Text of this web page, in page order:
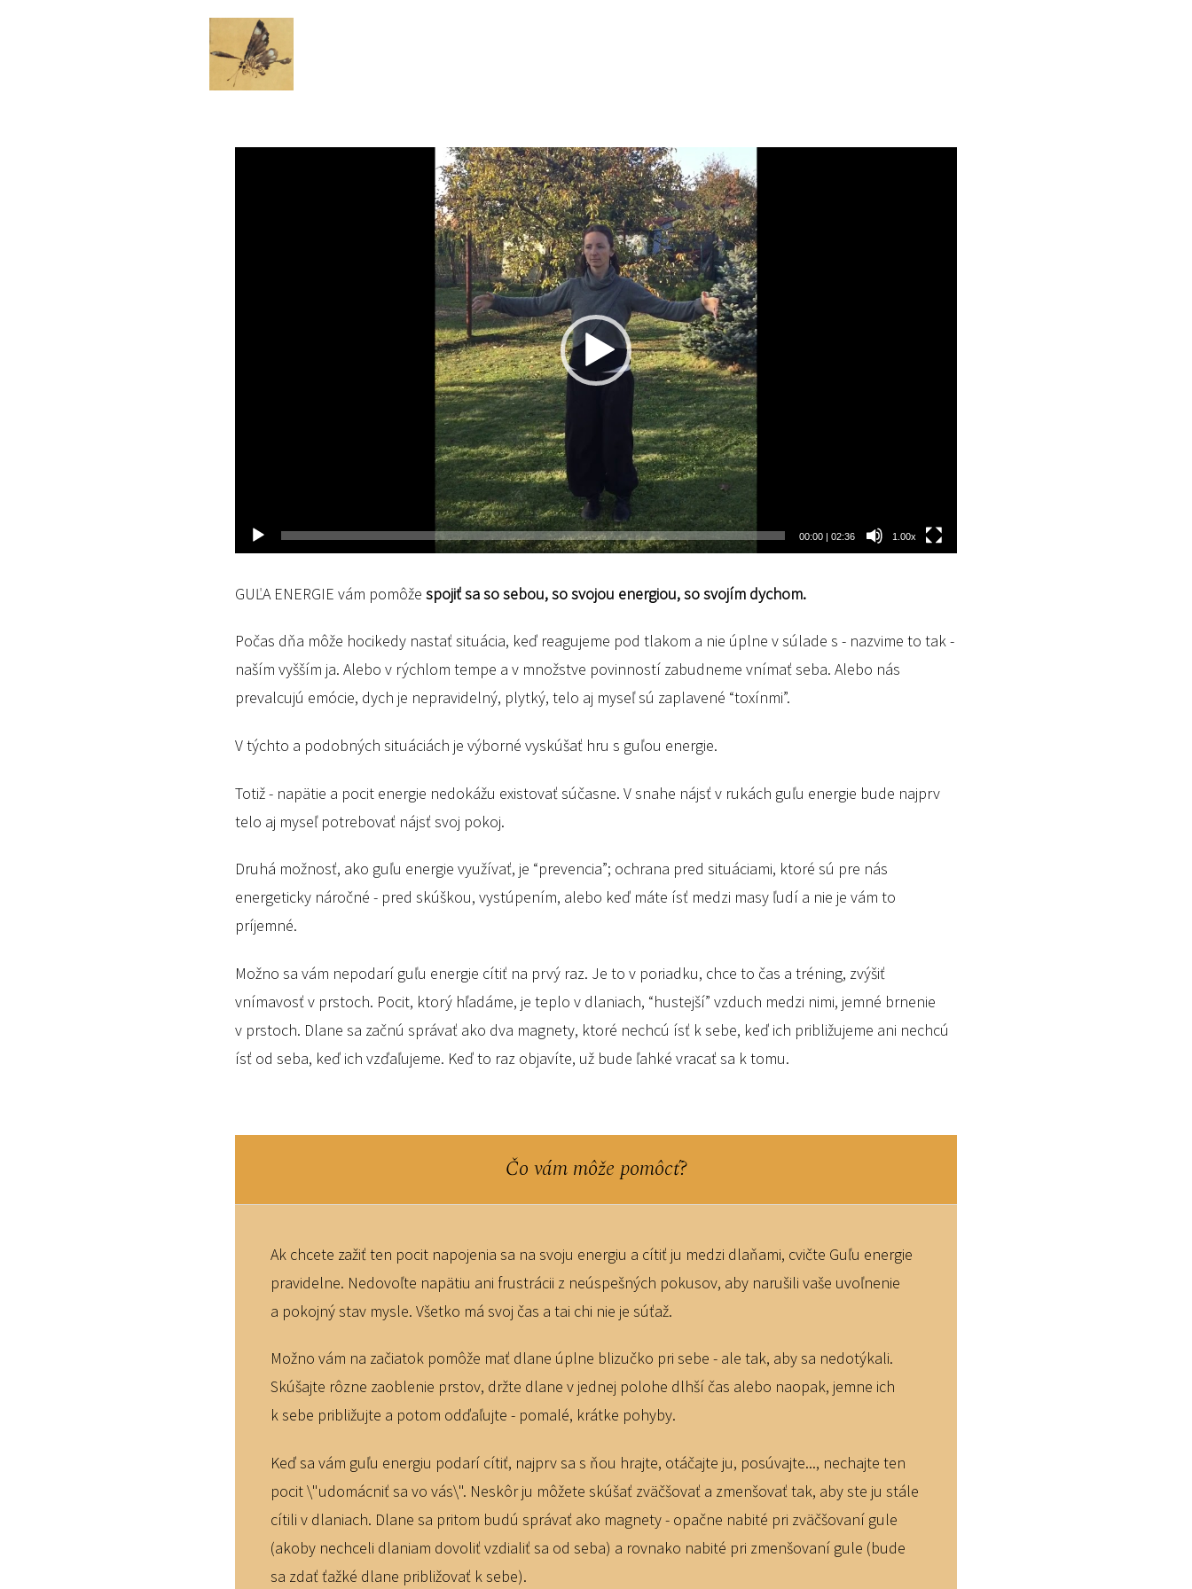
00:00 |02:36 1.00x
GUĽA ENERGIE vám pomôže spojiť sa so sebou, so svojou energiou, so svojím dychom.
Počas dňa môže hocikedy nastať situácia, keď reagujeme pod tlakom a nie úplne v súlade s - nazvime to tak -
naším vyšším ja. Alebo v rýchlom tempe a v množstve povinností zabudneme vnímať seba. Alebo nás
prevalcujú emócie, dych je nepravidelný, plytký, telo aj myseľ sú zaplavené “toxínmi”.
V týchto a podobných situáciách je výborné vyskúšať hru s guľou energie.
Totiž - napätie a pocit energie nedokážu existovať súčasne. V snahe nájsť v rukách guľu energie bude najprv
telo aj myseľ potrebovať nájsť svoj pokoj.
Druhá možnosť, ako guľu energie využívať, je “prevencia”; ochrana pred situáciami, ktoré sú pre nás
energeticky náročné - pred skúškou, vystúpením, alebo keď máte ísť medzi masy ľudí a nie je vám to
príjemné.
Možno sa vám nepodarí guľu energie cítiť na prvý raz. Je to v poriadku, chce to čas a tréning, zvýšiť
vnímavosť v prstoch. Pocit, ktorý hľadáme, je teplo v dlaniach, “hustejší” vzduch medzi nimi, jemné brnenie
v prstoch. Dlane sa začnú správať ako dva magnety, ktoré nechcú ísť k sebe, keď ich približujeme ani nechcú
ísť od seba, keď ich vzďaľujeme. Keď to raz objavíte, už bude ľahké vracať sa k tomu.
Čo vám môže pomôcť?
Ak chcete zažiť ten pocit napojenia sa na svoju energiu a cítiť ju medzi dlaňami, cvičte Guľu energie
pravidelne. Nedovoľte napätiu ani frustrácii z neúspešných pokusov, aby narušili vaše uvoľnenie
a pokojný stav mysle. Všetko má svoj čas a tai chi nie je súťaž.
Možno vám na začiatok pomôže mať dlane úplne blizučko pri sebe - ale tak, aby sa nedotýkali.
Skúšajte rôzne zaoblenie prstov, držte dlane v jednej polohe dlhší čas alebo naopak, jemne ich
k sebe približujte a potom odďaľujte - pomalé, krátke pohyby.
Keď sa vám guľu energiu podarí cítiť, najprv sa s ňou hrajte, otáčajte ju, posúvajte..., nechajte ten
pocit \"udomácniť sa vo vás\". Neskôr ju môžete skúšať zväčšovať a zmenšovať tak, aby ste ju stále
cítili v dlaniach. Dlane sa pritom budú správať ako magnety - opačne nabité pri zväčšovaní gule
(akoby nechceli dlaniam dovoliť vzdialiť sa od seba) a rovnako nabité pri zmenšovaní gule (bude
sa zdať ťažké dlane približovať k sebe).